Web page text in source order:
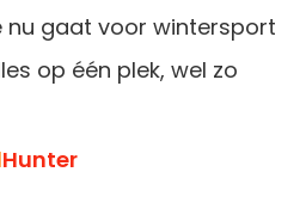
nu gaat voor wintersport
op één plek, wel zo
Hunter